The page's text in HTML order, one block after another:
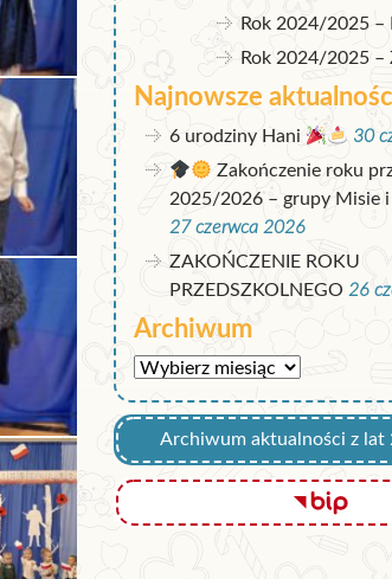
Rok 2024/2025 –
Rok 2024/2025 –
Najnowsze
6 urodziny Hani
30
Zakończenie roku
2025/2026 – grupy Misie
27 czerwca 2026
ZAKOŃCZENIE ROKU
PRZEDSZKOLNEGO 26
Archiwum
Archiwum
Archiwum aktualności z lat